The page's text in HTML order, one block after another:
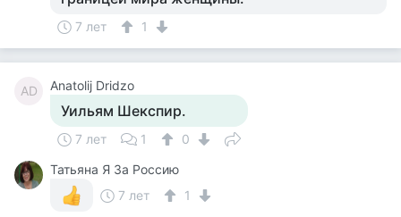
7 лет 1
AD Anatolij Dridzo
Уильям Шекспир.
7 лет 1
0
Татьяна Я За Россию
7 лет
1